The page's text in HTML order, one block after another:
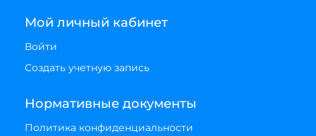
Мой личный кабинет
Войти
Создать учетную запись
Нормативные документы
Политика конфиденциальности